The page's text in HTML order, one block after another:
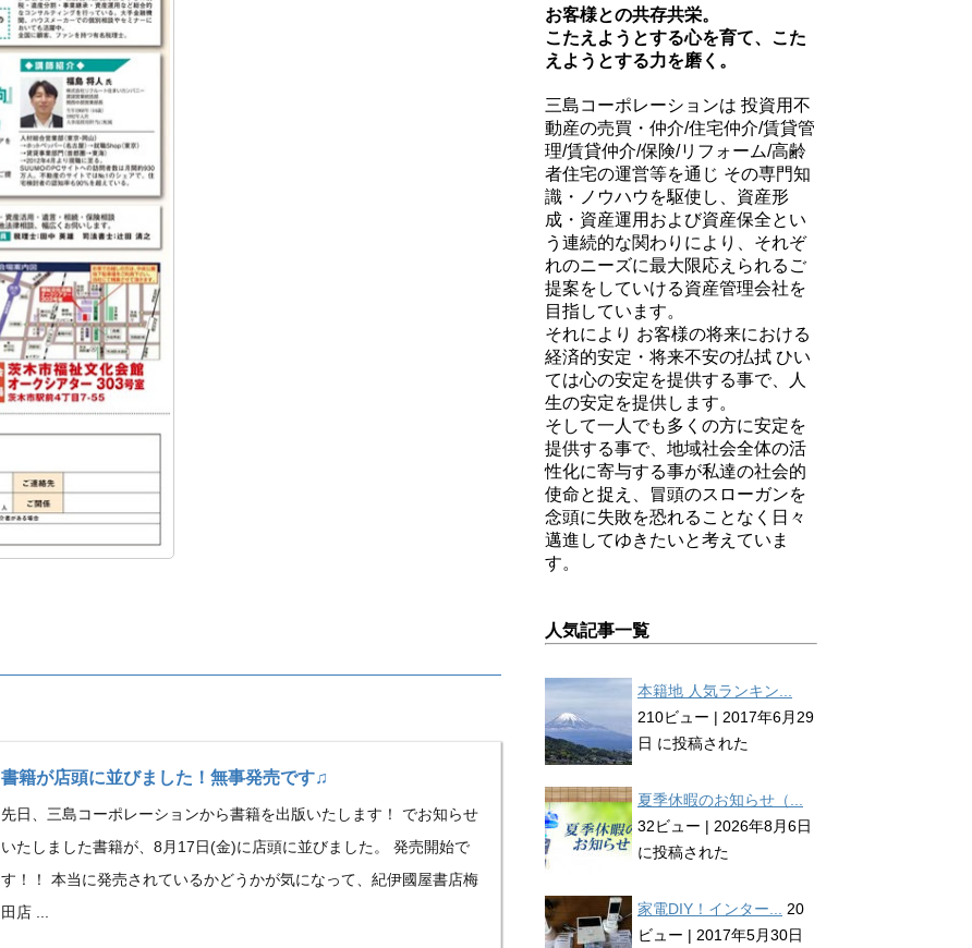
書籍が店頭に並びました！無事発売です♫
先日、三島コーポレーションから書籍を出版いたします！ でお知らせ
いたしました書籍が、8月17日(金)に店頭に並びました。 発売開始で
す！！ 本当に発売されているかどうかが気になって、紀伊國屋書店梅
田店 ...
お客様との共存共栄。
こたえようとする心を育て、こた
えようとする力を磨く。
三島コーポレーションは 投資用不
動産の売買・仲介/住宅仲介/賃貸管
理/賃貸仲介/保険/リフォーム/高齢
者住宅の運営等を通じ その専門知
識・ノウハウを駆使し、資産形
成・資産運用および資産保全とい
う連続的な関わりにより、それぞ
れのニーズに最大限応えられるご
提案をしていける資産管理会社を
目指しています。
それにより お客様の将来における
経済的安定・将来不安の払拭 ひい
ては心の安定を提供する事で、人
生の安定を提供します。
そして一人でも多くの方に安定を
提供する事で、地域社会全体の活
性化に寄与する事が私達の社会的
使命と捉え、冒頭のスローガンを
念頭に失敗を恐れることなく日々
邁進してゆきたいと考えていま
す。
人気記事一覧
本籍地 人気ランキン...
210ビュー | 2017年6月29
日 に投稿された
夏季休暇のお知らせ（...
32ビュー | 2026年8月6日
に投稿された
家電DIY！インター... 20
ビュー | 2017年5月30日